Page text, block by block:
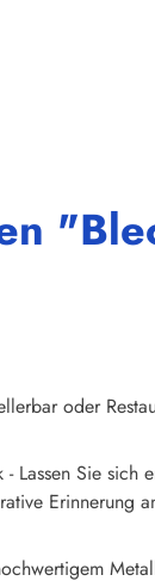
oder
Lassen Sie
Erinnerung